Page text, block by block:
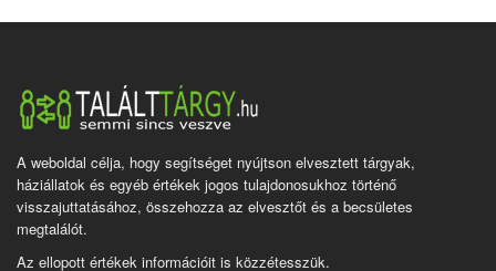
A weboldal célja, hogy segítséget nyújtson elvesztett tárgyak,
háziállatok és egyéb értékek jogos tulajdonosukhoz történő
visszajuttatásához, összehozza az elvesztőt és a becsületes
megtalálót.
Az ellopott értékek információit is közzétesszük.